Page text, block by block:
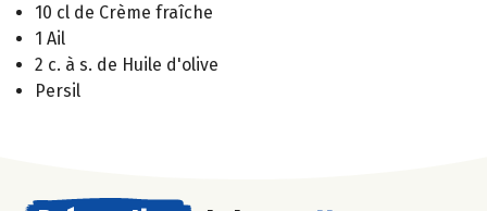
10 cl de Crème fraîche
1 Ail
2 c. à s. de Huile d'olive
Persil